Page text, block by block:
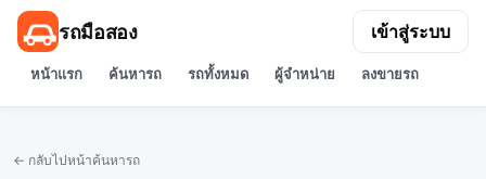
รถมือสอง
หน้าแรก ค้นหารถ รถทั้งหมด ผู้จำหน่าย ลงขายรถ
เข้าสู่ระบบ
← กลับไปหน้าค้นหารถ